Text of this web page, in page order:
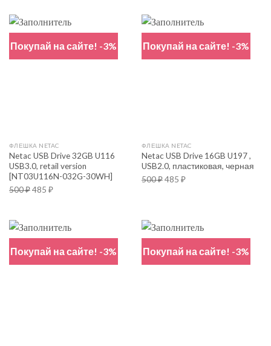
Покупай на сайте! -3%
ФЛЕШКА NETAC
Netac USB Drive 32GB U116
USB3.0, retail version
[NT03U116N-032G-30WH]
500₽ 485 ₽
Покупай на сайте! -3%
ФЛЕШКА NETAC
Netac USB Drive 16GB U197 ,
USB2.0, пластиковая, черная
500₽ 485 ₽
Покупай на сайте! -3% Покупай на сайте! -3%